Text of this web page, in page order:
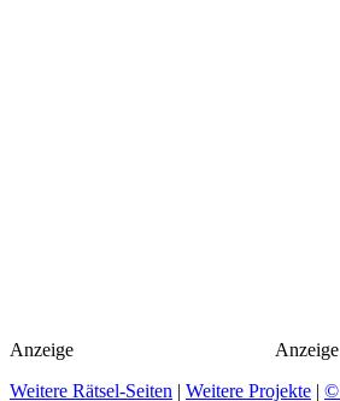
Anzeige
Anzeige
Weitere Rätsel-Seiten | Weitere Projekte | ©